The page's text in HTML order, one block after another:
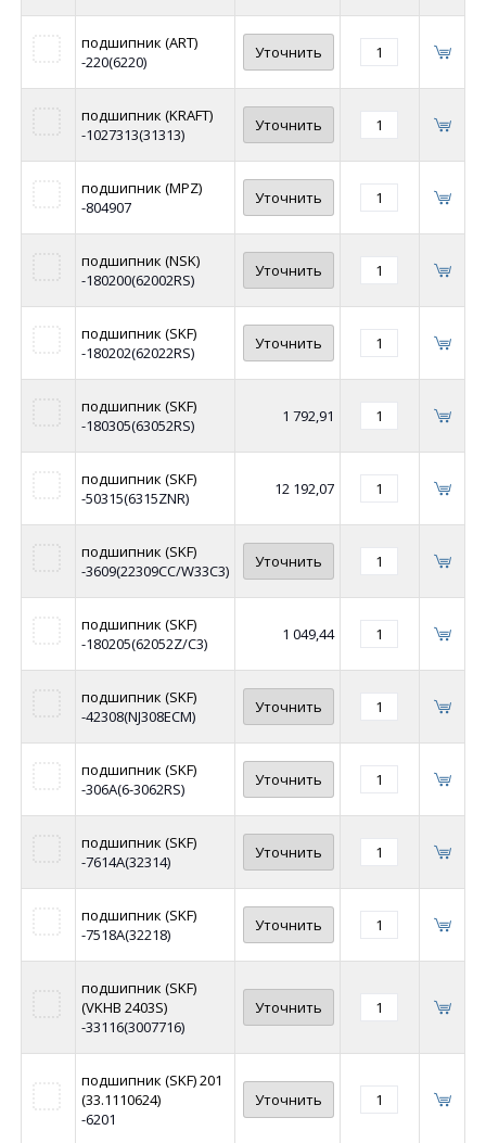
подшипник (ART)
-220(6220)
Уточнить
подшипник (KRAFT)
-1027313(31313)
Уточнить
подшипник (MPZ)
-804907
Уточнить
подшипник (NSK)
-180200(62002RS)
Уточнить
подшипник (SKF)
-180202(62022RS)
Уточнить
подшипник (SKF)
-180305(63052RS)
1 792,91
подшипник (SKF)
-50315(6315ZNR)
12 192,07
подшипник (SKF)
-3609(22309СС/W33C3)
Уточнить
подшипник (SKF)
-180205(62052Z/C3)
1 049,44
подшипник (SKF)
-42308(NJ308ЕСМ)
Уточнить
подшипник (SKF)
-306А(6-3062RS)
Уточнить
подшипник (SKF)
-7614А(32314)
Уточнить
подшипник (SKF)
-7518А(32218)
Уточнить
подшипник (SKF)
(VKHB 2403S)
-33116(3007716)
Уточнить
подшипник (SKF) 201
(33.1110624)
-6201
Уточнить